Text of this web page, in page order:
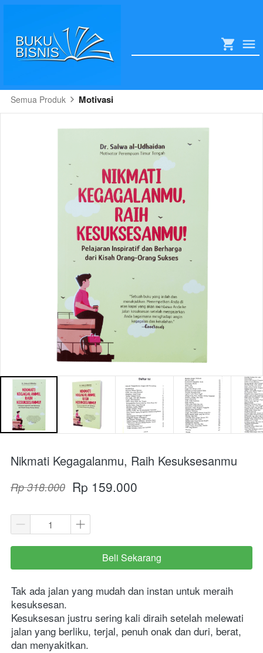
Semua Produk Motivasi
Nikmati Kegagalanmu, Raih Kesuksesanmu
Rp 318.000 Rp 159.000
`Beli Sekarang
Tak ada jalan yang mudah dan instan untuk meraih
kesuksesan.
Kesuksesan justru sering kali diraih setelah melewati
jalan yang berliku, terjal, penuh onak dan duri, berat,
dan menyakitkan.